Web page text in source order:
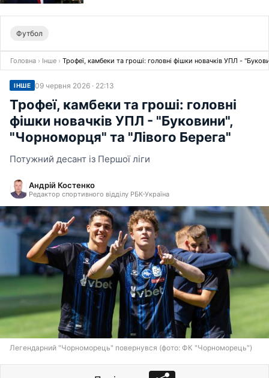
Футбол
Головна › Інше › Трофеї, камбеки та гроші: головні фішки новачків УПЛ -
ІНШЕ 09 червня 2026 · 22:13
Трофеї, камбеки та гроші: головні
фішки новачків УПЛ - "Буковини",
"Чорноморця" та "Лівого Берега"
Потужний десант із Першої ліги
Андрій Костенко
Редактор спортивного відділу РБК-Україна
Легендарний "Чорноморець" повернувся (фото: ФК "Чорноморець")